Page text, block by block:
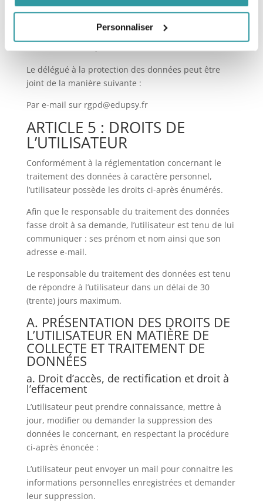
Personnaliser
nationales et supranationales relatives à la collecte
et au traitement des données à caractère personnel.
Il peut également être nommé DPO (pour Data
Le délégué à la protection des données peut être
joint de la manière suivante :
Par e-mail sur rgpd@edupsy.fr
ARTICLE 5 : DROITS DE
L’UTILISATEUR
Conformément à la réglementation concernant le
traitement des données à caractère personnel,
l’utilisateur possède les droits ci-après énumérés.
Afin que le responsable du traitement des données
fasse droit à sa demande, l’utilisateur est tenu de lui
communiquer : ses prénom et nom ainsi que son
adresse e-mail.
Le responsable du traitement des données est tenu
de répondre à l’utilisateur dans un délai de 30
(trente) jours maximum.
A. PRÉSENTATION DES DROITS DE
L’UTILISATEUR EN MATIÈRE DE
COLLECTE ET TRAITEMENT DE
DONNÉES
a. Droit d’accès, de rectification et droit à
l’effacement
L’utilisateur peut prendre connaissance, mettre à
jour, modifier ou demander la suppression des
données le concernant, en respectant la procédure
ci-après énoncée :
L’utilisateur peut envoyer un mail pour connaitre les
informations personnelles enregistrées et demander
leur suppression.